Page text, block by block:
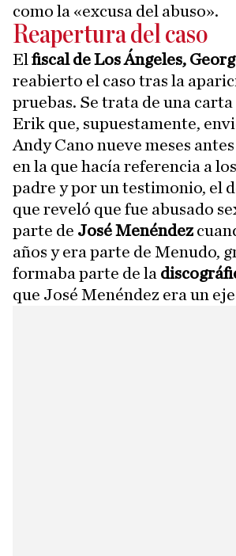
como la «excusa del abuso».
Reapertura del caso
El fiscal de Los Ángeles,
reabierto el caso tras la
pruebas. Se trata de una
Erik que, supuestamente,
Andy Cano nueve meses
en la que hacía referencia a
padre y por un testimonio, el
que reveló que fue abusado
parte de José Menéndez
años y era parte de Menudo,
formaba parte de la
que José Menéndez era un